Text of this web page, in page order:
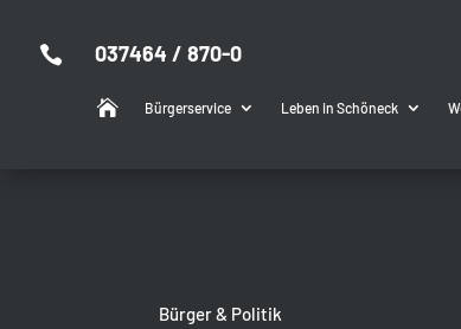
 037464 / 870-0
 Bürgerservice Leben in Schöneck
Bürger & Politik